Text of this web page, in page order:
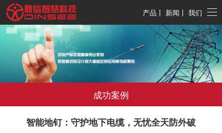
产品 丨 新闻 丨 我们
成功案例
智能地钉：守护地下电缆，无忧全天防外破